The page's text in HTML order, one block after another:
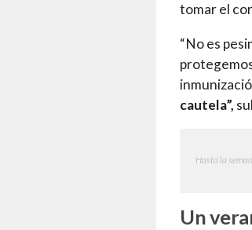
tomar el
“No es
cautela”,
Hasta la
Un